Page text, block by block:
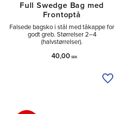
Full Swedge Bag med
Frontoptå
Falsede bagsko i stål med tåkappe for
godt greb. Størrelser 2–4
(halvstørrelser).
40,00 SEK
Tilføj til